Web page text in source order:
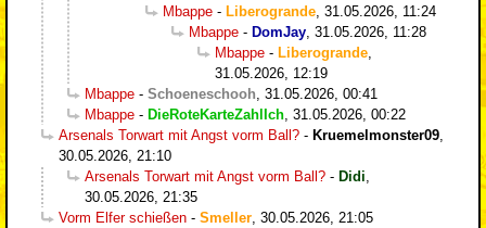
Mbappe - Liberogrande 31.05.2026, 11:24
Mbappe - DomJay 31.05.2026, 11:28
Mbappe - Liberogrande
31.05.2026, 12:19
Mbappe - Schoeneschooh 31.05.2026, 00:41
Mbappe - DieRoteKarteZahlIch 31.05.2026, 00:22
Arsenals Torwart mit Angst vorm Ball? - Kruemelmonster09
30.05.2026, 21:10
Arsenals Torwart mit Angst vorm Ball? - Didi
30.05.2026, 21:35
Vorm Elfer schießen - Smeller 30.05.2026, 21:05